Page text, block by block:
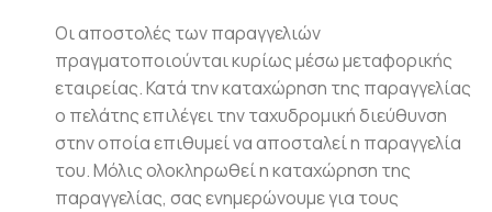
Οι αποστολές των παραγγελιών
πραγματοποιούνται κυρίως μέσω μεταφορικής
εταιρείας. Κατά την καταχώρηση της παραγγελίας
ο πελάτης επιλέγει την ταχυδρομική διεύθυνση
στην οποία επιθυμεί να αποσταλεί η παραγγελία
του. Μόλις ολοκληρωθεί η καταχώρηση της
παραγγελίας, σας ενημερώνουμε για τους